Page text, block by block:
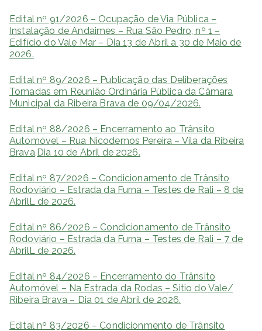
Edital nº 91/2026 – Ocupação de Via Pública –
Instalação de Andaimes – Rua São Pedro, nº 1 –
Edifício do Vale Mar – Dia 13 de Abril a 30 de Maio de
2026.
Edital nº 89/2026 – Publicação das Deliberações
Tomadas em Reunião Ordinária Pública da Câmara
Municipal da Ribeira Brava de 09/04/2026.
Edital nº 88/2026 – Encerramento ao Trânsito
Automóvel – Rua Nicodemos Pereira – Vila da Ribeira
Brava,Dia 10 de Abril de 2026.
Edital nº 87/2026 – Condicionamento de Trânsito
Rodoviário – Estrada da Furna – Testes de Rali – 8 de
AbrilL de 2026.
Edital nº 86/2026 – Condicionamento de Trânsito
Rodoviário – Estrada da Furna – Testes de Rali – 7 de
AbrilL de 2026.
Edital nº 84/2026 – Encerramento do Trânsito
Automóvel – Na Estrada da Rodas – Sitio do Vale/
Ribeira Brava – Dia 01 de Abril de 2026.
Edital nº 83/2026 – Condicionmento de Trânsito